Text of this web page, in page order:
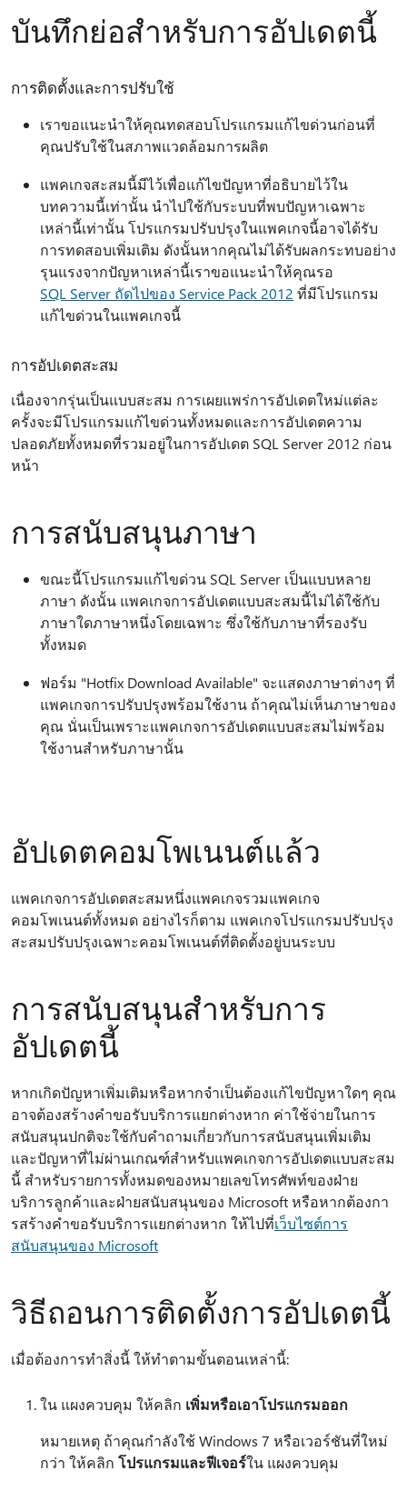
บันทึกย่อสําหรับการอัปเดตนี้
การติดตั้งและการปรับใช้
เราขอแนะนําให้คุณทดสอบโปรแกรมแก้ไขด่วนก่อนที่
คุณปรับใช้ในสภาพแวดล้อมการผลิต
แพคเกจสะสมนี้มีไว้เพื่อแก้ไขปัญหาที่อธิบายไว้ใน
บทความนี้เท่านั้น นําไปใช้กับระบบที่พบปัญหาเฉพาะ
เหล่านี้เท่านั้น โปรแกรมปรับปรุงในแพคเกจนี้อาจได้รับ
การทดสอบเพิ่มเติม ดังนั้นหากคุณไม่ได้รับผลกระทบอย่าง
รุนแรงจากปัญหาเหล่านี้เราขอแนะนําให้คุณรอ
SQL Server ถัดไปของ Service Pack 2012 ที่มีโปรแกรม
แก้ไขด่วนในแพคเกจนี้
การอัปเดตสะสม
เนื่องจากรุ่นเป็นแบบสะสม การเผยแพร่การอัปเดตใหม่แต่ละ
ครั้งจะมีโปรแกรมแก้ไขด่วนทั้งหมดและการอัปเดตความ
ปลอดภัยทั้งหมดที่รวมอยู่ในการอัปเดต SQL Server 2012 ก่อน
หน้า
การสนับสนุนภาษา
ขณะนี้โปรแกรมแก้ไขด่วน SQL Server เป็นแบบหลาย
ภาษา ดังนั้น แพคเกจการอัปเดตแบบสะสมนี้ไม่ได้ใช้กับ
ภาษาใดภาษาหนึ่งโดยเฉพาะ ซึ่งใช้กับภาษาที่รองรับ
ทั้งหมด
ฟอร์ม "Hotfix Download Available" จะแสดงภาษาต่างๆ ที่
แพคเกจการปรับปรุงพร้อมใช้งาน ถ้าคุณไม่เห็นภาษาของ
คุณ นั่นเป็นเพราะแพคเกจการอัปเดตแบบสะสมไม่พร้อม
ใช้งานสําหรับภาษานั้น
อัปเดตคอมโพเนนต์แล้ว
แพคเกจการอัปเดตสะสมหนึ่งแพคเกจรวมแพคเกจ
คอมโพเนนต์ทั้งหมด อย่างไรก็ตาม แพคเกจโปรแกรมปรับปรุง
สะสมปรับปรุงเฉพาะคอมโพเนนต์ที่ติดตั้งอยู่บนระบบ
การสนับสนุนสําหรับการ
อัปเดตนี้
หากเกิดปัญหาเพิ่มเติมหรือหากจําเป็นต้องแก้ไขปัญหาใดๆ คุณ
อาจต้องสร้างคําขอรับบริการแยกต่างหาก ค่าใช้จ่ายในการ
สนับสนุนปกติจะใช้กับคําถามเกี่ยวกับการสนับสนุนเพิ่มเติม
และปัญหาที่ไม่ผ่านเกณฑ์สําหรับแพคเกจการอัปเดตแบบสะสม
นี้ สําหรับรายการทั้งหมดของหมายเลขโทรศัพท์ของฝ่าย
บริการลูกค้าและฝ่ายสนับสนุนของ Microsoft หรือหากต้องกา
รสร้างคําขอรับบริการแยกต่างหาก ให้ไปที่เว็บไซต์การ
สนับสนุนของ Microsoft
วิธีถอนการติดตั้งการอัปเดตนี้
เมื่อต้องการทำสิ่งนี้ ให้ทำตามขั้นตอนเหล่านี้:
ใน แผงควบคุม ให้คลิก เพิ่มหรือเอาโปรแกรมออก
หมายเหตุ ถ้าคุณกําลังใช้ Windows 7 หรือเวอร์ชันที่ใหม่
กว่า ให้คลิก โปรแกรมและฟีเจอร์ใน แผงควบคุม